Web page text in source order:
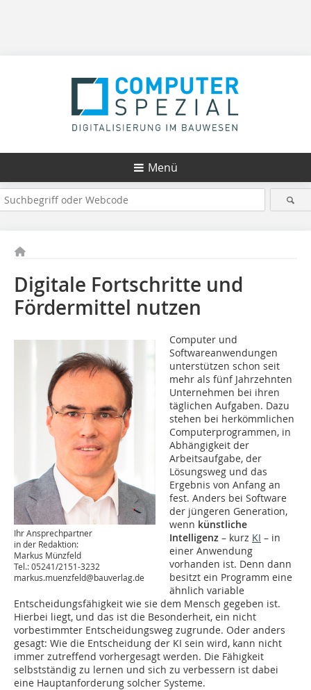
Menü
Digitale Fortschritte und
Fördermittel nutzen
Ihr Ansprechpartner
in der Redaktion:
Markus Münzfeld
Tel.: 05241/2151-3232
markus.muenzfeld@bauverlag.de
Computer und
Softwareanwendungen
unterstützen schon seit
mehr als fünf Jahrzehnten
Unternehmen bei ihren
täglichen Aufgaben. Dazu
stehen bei herkömmlichen
Computerprogrammen, in
Abhängigkeit der
Arbeitsaufgabe, der
Lösungsweg und das
Ergebnis von Anfang an
fest. Anders bei Software
der jüngeren Generation,
wenn künstliche
Intelligenz – kurz KI – in
einer Anwendung
vorhanden ist. Denn dann
besitzt ein Programm eine
ähnlich variable
Entscheidungsfähigkeit wie sie dem Mensch gegeben ist.
Hierbei liegt, und das ist die Besonderheit, ein nicht
vorbestimmter Entscheidungsweg zugrunde. Oder anders
gesagt: Wie die Entscheidung der KI sein wird, kann nicht
immer zutreffend vorhergesagt werden. Die Fähigkeit
selbstständig zu lernen und sich zu verbessern ist dabei
eine Hauptanforderung solcher Systeme.